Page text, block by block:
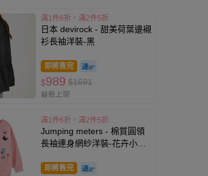
滿1件6折，滿2件5折
日本 devirock - 甜美荷葉邊襯
衫長袖洋裝-黑
即將售完
$989 $1691
最新上架
滿1件6折，滿2件5折
Jumping meters - 棉質圓領
長袖連身網紗洋裝-花卉小兔-
即將售完